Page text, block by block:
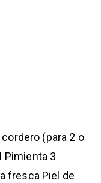
(para 2 o
Pimienta 3
fresca Piel de